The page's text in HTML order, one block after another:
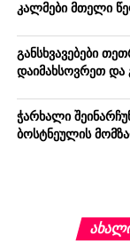
კალმები მთელი
განსხვავებები
დაიმახსოვრეთ და
ჭარხალი
ბოსტნეულის